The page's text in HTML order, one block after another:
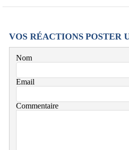
VOS RÉACTIONS POSTER
Nom
Email
Commentaire